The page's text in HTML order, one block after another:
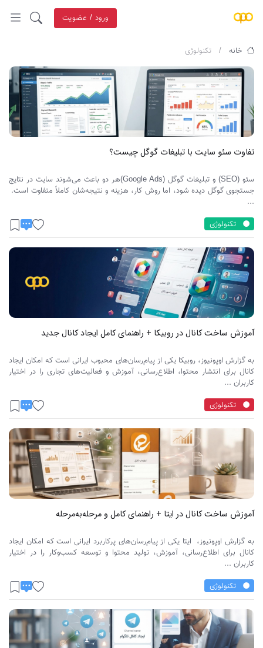
ورود / عضویت
خانه تکنولوژی
تفاوت سئو سایت با تبلیغات گوگل چیست؟
سئو (SEO) و تبلیغات گوگل (Google Ads)هر دو باعث می‌شوند سایت در نتایج
جستجوی گوگل دیده شود، اما روش کار، هزینه و نتیجه‌شان کاملاً متفاوت است.
...
تکنولوژی
آموزش ساخت کانال در روبیکا + راهنمای کامل ایجاد کانال جدید
به گزارش اوپونیوز، روبیکا یکی از پیام‌رسان‌های محبوب ایرانی است که امکان ایجاد
کانال برای انتشار محتوا، اطلاع‌رسانی، آموزش و فعالیت‌های تجاری را در اختیار
کاربران ...
تکنولوژی
آموزش ساخت کانال در ایتا + راهنمای کامل و مرحله‌به‌مرحله
به گزارش اوپونیوز، ایتا یکی از پیام‌رسان‌های پرکاربرد ایرانی است که امکان ایجاد
کانال برای اطلاع‌رسانی، آموزش، تولید محتوا و توسعه کسب‌وکار را در اختیار
کاربران ...
تکنولوژی